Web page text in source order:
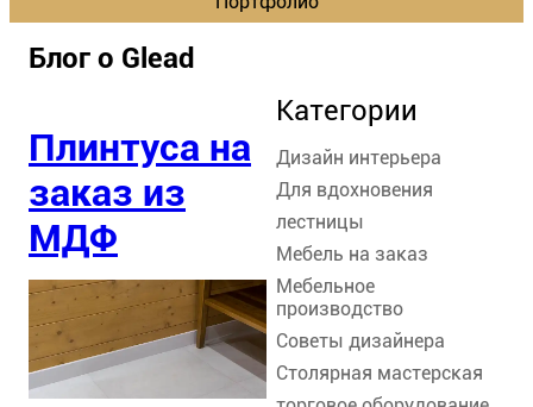
Блог о Glead
Плинтуса на
заказ из
МДФ
Категории
Дизайн интерьера
Для вдохновения
лестницы
Мебель на заказ
Мебельное
производство
Советы дизайнера
Столярная мастерская